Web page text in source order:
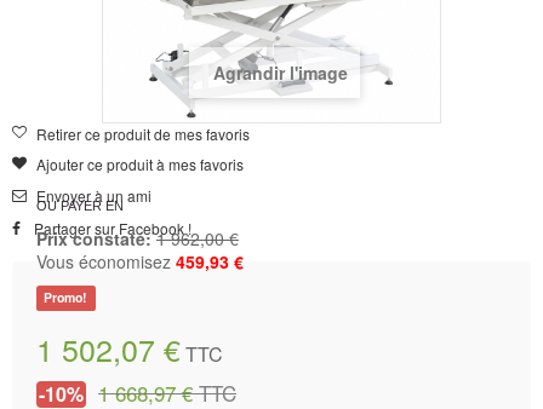
Agrandir l'image
Retirer ce produit de mes favoris
Ajouter ce produit à mes favoris
Envoyer à un ami
Partager sur Facebook !
OU PAYER EN
Prix constaté: 1 962,00 €
Vous économisez 459,93 €
Promo!
1 502,07 €TTC
-10% 1 668,97 €TTC